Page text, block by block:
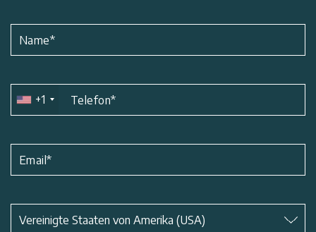
Impressum
Name*
+1 Telefon*
Email*
Vereinigte Staaten von Amerika (USA)